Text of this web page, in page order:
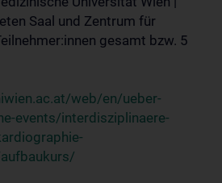
Saal und Zentrum für
gesamt bzw. 5
web/en/ueber-
events/interdisziplinaere-